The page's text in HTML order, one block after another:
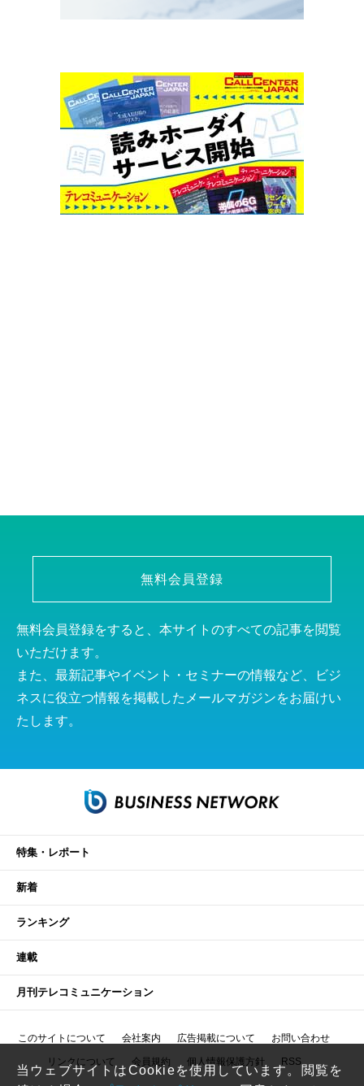
無料会員登録
無料会員登録をすると、本サイトのすべての記事を閲覧
いただけます。
また、最新記事やイベント・セミナーの情報など、ビジ
ネスに役立つ情報を掲載したメールマガジンをお届けい
たします。
特集・レポート
新着
ランキング
連載
月刊テレコミュニケーション
このサイトについて 会社案内 広告掲載について お問い合わせ
リンクについて 会員規約 個人情報保護方針 RSS
当ウェブサイトはCookieを使用しています。閲覧を